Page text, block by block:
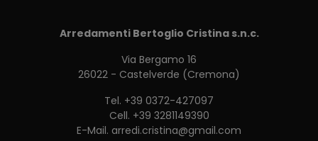
Arredamenti Bertoglio Cristina s.n.c.
Via Bergamo 16
26022 - Castelverde (Cremona)
Tel. +39 0372-427097
Cell. +39 3281149390
E-Mail. arredi.cristina@gmail.com